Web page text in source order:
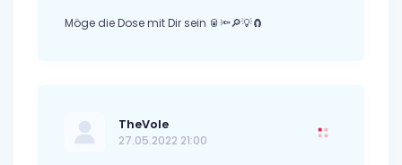
Möge die Dose mit Dir sein 🥫🔦🔎💡🧲
TheVole
27.05.2022 21:00